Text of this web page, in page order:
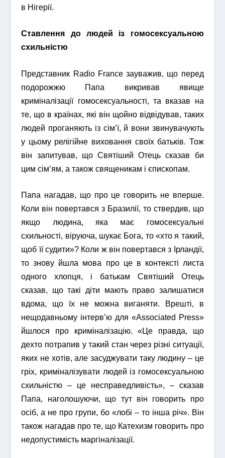
в Нігерії.
Ставлення до людей із гомосексуальною
схильністю
Представник Radio France зауважив, що перед
подорожжю Папа викривав явище
криміналізації гомосексуальності, та вказав на
те, що в країнах, які він щойно відвідував, таких
людей проганяють із сім’ї, й вони звинувачують
у цьому релігійне виховання своїх батьків. Тож
він запитував, що Святіший Отець сказав би
цим сім’ям, а також священикам і єпископам.
Папа нагадав, що про це говорить не вперше.
Коли він повертався з Бразилії, то ствердив, що
якщо людина, яка має гомосексуальні
схильності, віруюча, шукає Бога, то «хто я такий,
щоб її судити»? Коли ж він повертався з Ірландії,
то знову йшла мова про це в контексті листа
одного хлопця, і батькам Святіший Отець
сказав, що такі діти мають право залишатися
вдома, що їх не можна виганяти. Врешті, в
нещодавньому інтерв’ю для «Associated Press»
йшлося про криміналізацію. «Це правда, що
дехто потрапив у такий стан через різні ситуації,
яких не хотів, але засуджувати таку людину – це
гріх, криміналізувати людей із гомосексуальною
схильністю – це несправедливість», – сказав
Папа, наголошуючи, що тут він говорить про
осіб, а не про групи, бо «лобі – то інша річ». Він
також нагадав про те, що Катехизм говорить про
недопустимість маргіналізації.